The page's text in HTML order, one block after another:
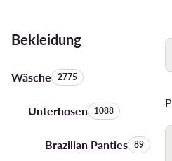
Bekleidung
WäscheAnzahl der Produkte:
2775
UnterhosenAnzahl der
1088
Brazilian PantiesAnzahl
89